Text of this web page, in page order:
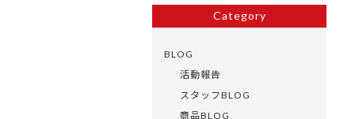
Category
BLOG
活動報告
スタッフBLOG
商品BLOG